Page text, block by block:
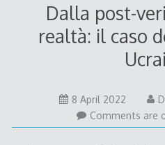
Dalla post-
realtà: il caso
8 April 2022
April
2022
Comments are